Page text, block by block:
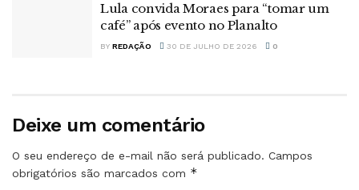
Lula convida Moraes para “tomar um
café” após evento no Planalto
BY REDAÇÃO 30 DE JULHO DE 2026 0
Deixe um comentário
O seu endereço de e-mail não será publicado. Campos
obrigatórios são marcados com *